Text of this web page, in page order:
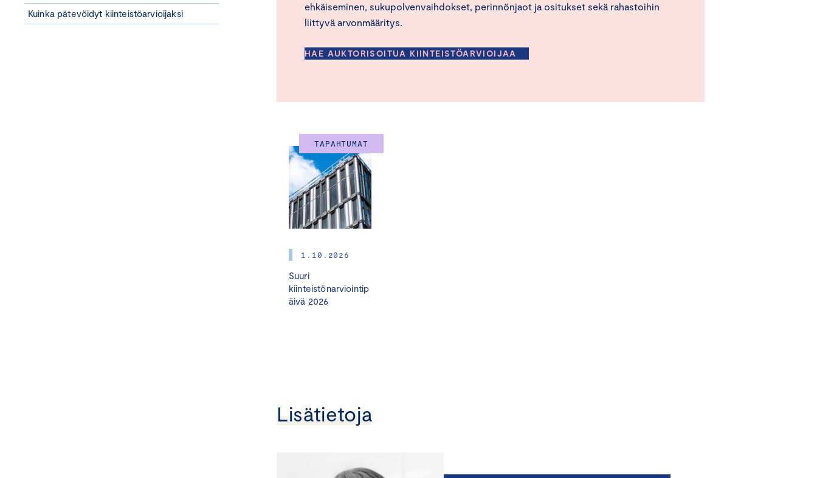
Kuinka pätevöidyt kiinteistöarvioijaksi
ehkäiseminen, sukupolvenvaihdokset, perinnönjaot ja ositukset sekä rahastoihin
liittyvä arvonmääritys.
HAE AUKTORISOITUA KIINTEISTÖARVIOIJAA
TAPAHTUMAT
1.10.2026
Suuri
kiinteistönarviointip
äivä 2026
Lisätietoja